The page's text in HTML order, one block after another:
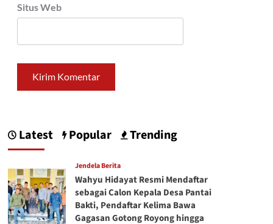
Situs Web
Latest Popular Trending
Jendela Berita
Wahyu Hidayat Resmi Mendaftar
sebagai Calon Kepala Desa Pantai
Bakti, Pendaftar Kelima Bawa
Gagasan Gotong Royong hingga